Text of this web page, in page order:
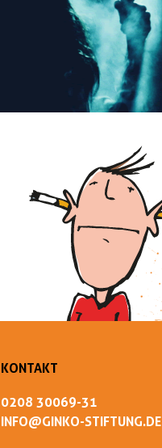
KONTAKT
0208 30069-31
INFO@GINKO-STIFTUNG.DE